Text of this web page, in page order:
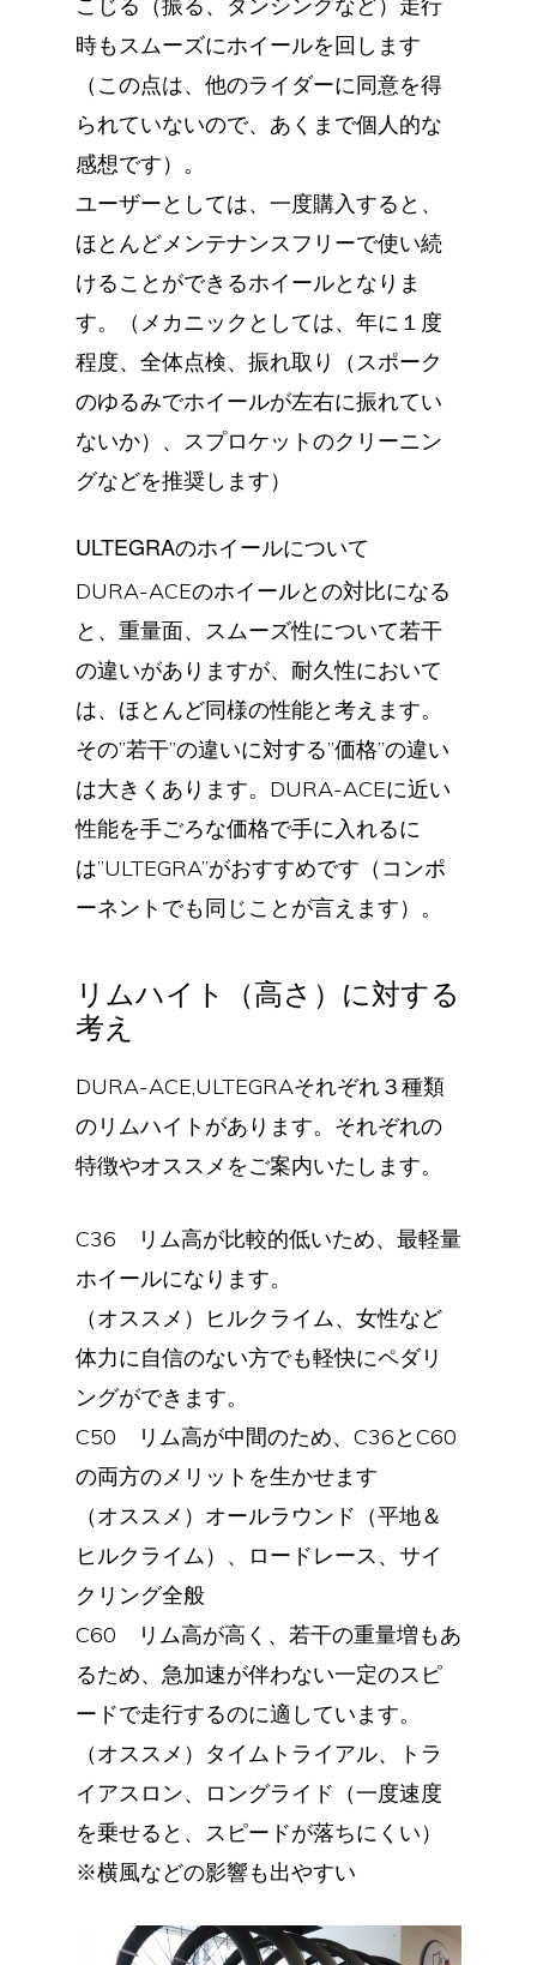
時もスムーズにホイールを回します
（この点は、他のライダーに同意を得
られていないので、あくまで個人的な
感想です）。
ユーザーとしては、一度購入すると、
ほとんどメンテナンスフリーで使い続
けることができるホイールとなりま
す。（メカニックとしては、年に１度
程度、全体点検、振れ取り（スポーク
のゆるみでホイールが左右に振れてい
ないか）、スプロケットのクリーニン
グなどを推奨します）
ULTEGRAのホイールについて
DURA-ACEのホイールとの対比になる
と、重量面、スムーズ性について若干
の違いがありますが、耐久性において
は、ほとんど同様の性能と考えます。
その”若干”の違いに対する”価格”の違い
は大きくあります。DURA-ACEに近い
性能を手ごろな価格で手に入れるに
は”ULTEGRA”がおすすめです（コンポ
ーネントでも同じことが言えます）。
リムハイト（高さ）に対する
考え
DURA-ACE,ULTEGRAそれぞれ３種類
のリムハイトがあります。それぞれの
特徴やオススメをご案内いたします。
C36 リム高が比較的低いため、最軽量
ホイールになります。
（オススメ）ヒルクライム、女性など
体力に自信のない方でも軽快にペダリ
ングができます。
C50 リム高が中間のため、C36とC60
の両方のメリットを生かせます
（オススメ）オールラウンド（平地＆
ヒルクライム）、ロードレース、サイ
クリング全般
C60 リム高が高く、若干の重量増もあ
るため、急加速が伴わない一定のスピ
ードで走行するのに適しています。
（オススメ）タイムトライアル、トラ
イアスロン、ロングライド（一度速度
を乗せると、スピードが落ちにくい）
※横風などの影響も出やすい